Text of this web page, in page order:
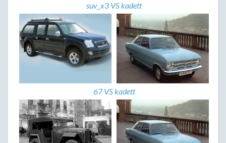
suv_x3 VS kadett
67 VS kadett